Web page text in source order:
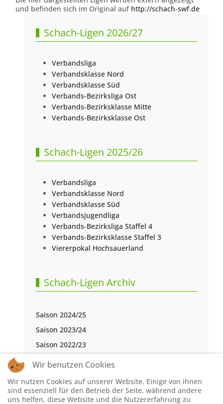
und befinden sich im Original auf http://schach-swf.de
Schach-Ligen 2026/27
Verbandsliga
Verbandsklasse Nord
Verbandsklasse Süd
Verbands-Bezirksliga Ost
Verbands-Bezirksklasse Mitte
Verbands-Bezirksklasse Ost
Schach-Ligen 2025/26
Verbandsliga
Verbandsklasse Nord
Verbandsklasse Süd
Verbandsjugendliga
Verbands-Bezirksliga Staffel 4
Verbands-Bezirksklasse Staffel 3
Viererpokal Hochsauerland
Schach-Ligen Archiv
Saison 2024/25
Saison 2023/24
Saison 2022/23
Saison 2021/22
Saison 2019/20
Wir benutzen Cookies
Wir nutzen Cookies auf unserer Website. Einige von ihnen
sind essenziell für den Betrieb der Seite, während andere
uns helfen, diese Website und die Nutzererfahrung zu